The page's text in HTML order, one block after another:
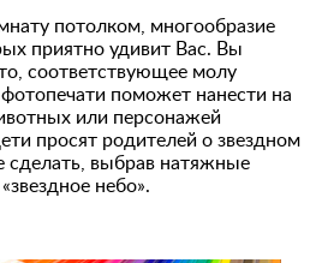
потолком, многообразие
приятно удивит Вас. Вы
соответствующее молу
поможет нанести на
или персонажей
просят родителей о звездном
сделать, выбрав натяжные
небо».